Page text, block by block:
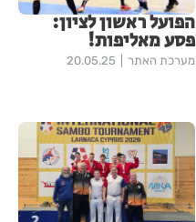
הפועל ראשון לציון:
פסע מאליפות!
מערכת האתר 20.05.25